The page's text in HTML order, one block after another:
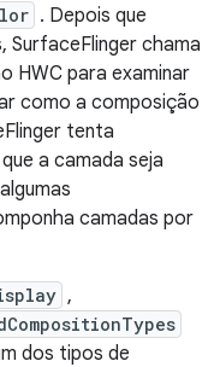
. Depois que
SurfaceFlinger chama
HWC para examinar
como a composição
tenta
a camada seja
camadas por
,
dos tipos de